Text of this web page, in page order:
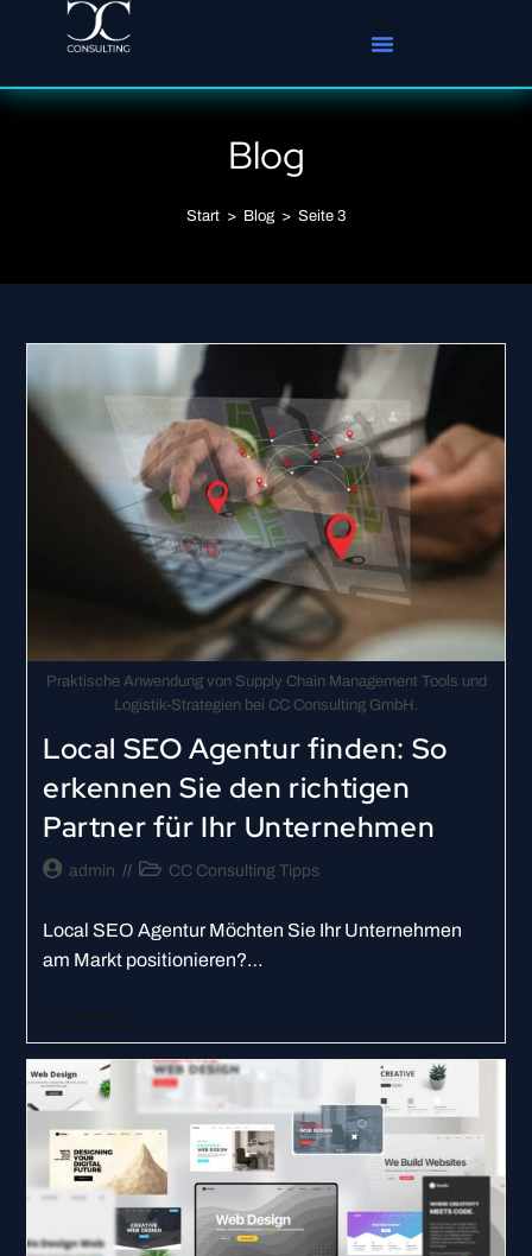
Blog
Start > Blog > Seite 3
Praktische Anwendung von Supply Chain Management Tools und
Logistik-Strategien bei CC Consulting GmbH.
Local SEO Agentur finden: So
erkennen Sie den richtigen
Partner für Ihr Unternehmen
admin CC Consulting Tipps
Local SEO Agentur Möchten Sie Ihr Unternehmen
am Markt positionieren?…